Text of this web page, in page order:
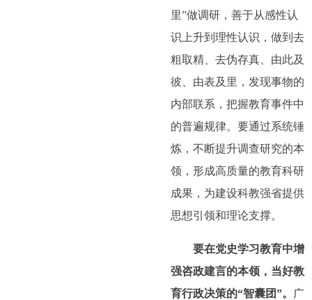
里”做调研，善于从感性认
识上升到理性认识，做到去
粗取精、去伪存真、由此及
彼、由表及里，发现事物的
内部联系，把握教育事件中
的普遍规律。要通过系统锤
炼，不断提升调查研究的本
领，形成高质量的教育科研
成果，为建设科教强省提供
思想引领和理论支撑。
要在党史学习教育中增
强咨政建言的本领，当好教
育行政决策的“智囊团”。
广